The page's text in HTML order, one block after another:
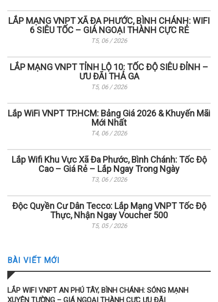
LẮP MẠNG VNPT XÃ ĐA PHƯỚC, BÌNH CHÁNH: WIFI
6 SIÊU TỐC – GIÁ NGOẠI THÀNH CỰC RẺ
T5, 06 / 2026
LẮP MẠNG VNPT TỈNH LỘ 10: TỐC ĐỘ SIÊU ĐỈNH –
ƯU ĐÃI THẢ GA
T5, 06 / 2026
Lắp WiFi VNPT TP.HCM: Bảng Giá 2026 & Khuyến Mãi
Mới Nhất
T4, 06 / 2026
Lắp Wifi Khu Vực Xã Đa Phước, Bình Chánh: Tốc Độ
Cao – Giá Rẻ – Lắp Ngay Trong Ngày
T3, 06 / 2026
Độc Quyền Cư Dân Tecco: Lắp Mạng VNPT Tốc Độ
Thực, Nhận Ngay Voucher 500
T5, 05 / 2026
BÀI VIẾT MỚI
LẮP WIFI VNPT AN PHÚ TÂY, BÌNH CHÁNH: SÓNG MẠNH
XUYÊN TƯỜNG – GIÁ NGOẠI THÀNH CỰC ƯU ĐÃI